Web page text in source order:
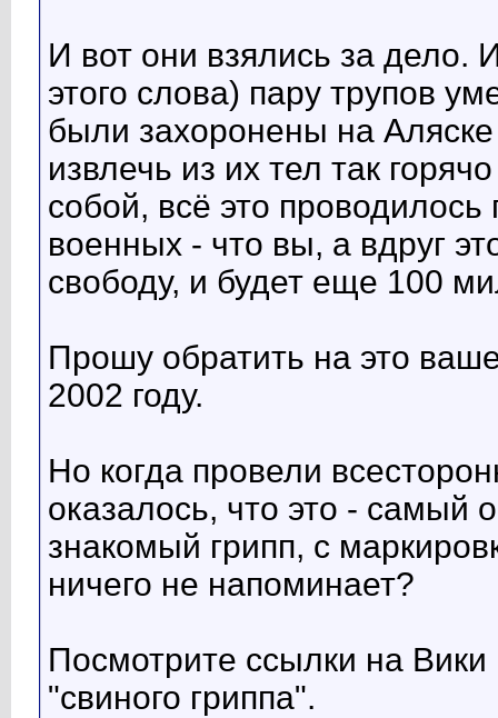
И вот они взялись за дело.
этого слова) пару трупов
были захоронены на
извлечь из их тел так
собой, всё это
военных - что вы, а вдруг
свободу, и будет еще 100
Прошу обратить на это
2002 году.
Но когда провели
оказалось, что это -
знакомый грипп, с
ничего не напоминает?
Посмотрите ссылки на Вики
"свиного гриппа".